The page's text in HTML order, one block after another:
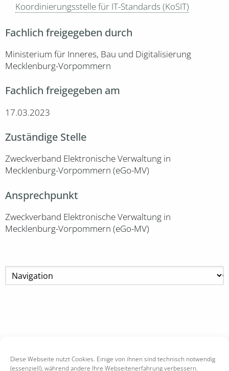
Diese Webseite nutzt Cookies. Einige von ihnen sind technisch notwendig
(essenziell), während andere Ihre Webseitenerfahrung verbessern.
Koordinierungsstelle für IT-Standards (KoSIT)
Fachlich freigegeben durch
Ministerium für Inneres, Bau und Digitalisierung
Mecklenburg-Vorpommern
Fachlich freigegeben am
17.03.2023
Zuständige Stelle
Zweckverband Elektronische Verwaltung in
Mecklenburg-Vorpommern (eGo-MV)
Ansprechpunkt
Zweckverband Elektronische Verwaltung in
Mecklenburg-Vorpommern (eGo-MV)